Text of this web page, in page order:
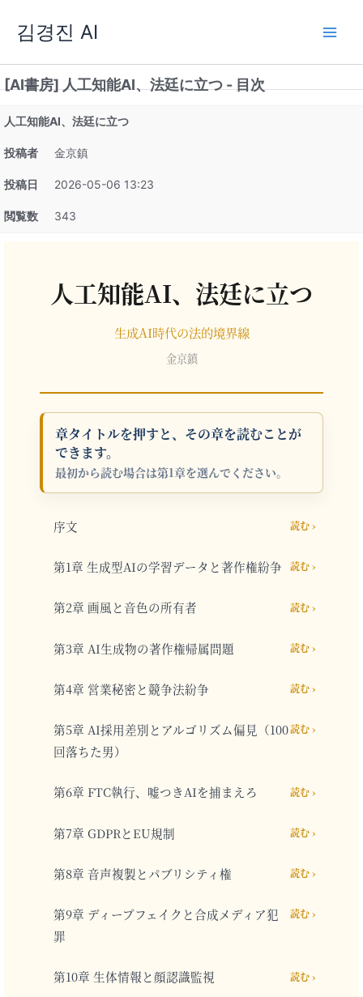
ス
キ
プ
김경진 AI
[AI書房] 人工知能AI、法廷に立つ - 目次
人工知能AI、法廷に立つ
投稿者 金京鎮
投稿日 2026-05-06 13:23
閲覧数 343
人工知能AI、法廷に立つ
生成AI時代の法的境界線
金京鎮
章タイトルを押すと、その章を読むことが
できます。
最初から読む場合は第1章を選んでください。
序文 読む ›
第1章 生成型AIの学習データと著作権紛争 読む ›
第2章 画風と音色の所有者 読む ›
第3章 AI生成物の著作権帰属問題 読む ›
第4章 営業秘密と競争法紛争 読む ›
第5章 AI採用差別とアルゴリズム偏見（100
回落ちた男）
読む ›
第6章 FTC執行、嘘つきAIを捕まえろ 読む ›
第7章 GDPRとEU規制 読む ›
第8章 音声複製とパブリシティ権 読む ›
第9章 ディープフェイクと合成メディア犯
罪
読む ›
第10章 生体情報と顔認識監視 読む ›